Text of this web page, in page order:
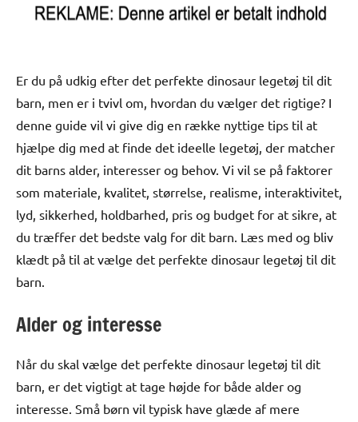
Er du på udkig efter det perfekte dinosaur legetøj til dit
barn, men er i tvivl om, hvordan du vælger det rigtige? I
denne guide vil vi give dig en række nyttige tips til at
hjælpe dig med at finde det ideelle legetøj, der matcher
dit barns alder, interesser og behov. Vi vil se på faktorer
som materiale, kvalitet, størrelse, realisme, interaktivitet,
lyd, sikkerhed, holdbarhed, pris og budget for at sikre, at
du træffer det bedste valg for dit barn. Læs med og bliv
klædt på til at vælge det perfekte dinosaur legetøj til dit
barn.
Alder og interesse
Når du skal vælge det perfekte dinosaur legetøj til dit
barn, er det vigtigt at tage højde for både alder og
interesse. Små børn vil typisk have glæde af mere